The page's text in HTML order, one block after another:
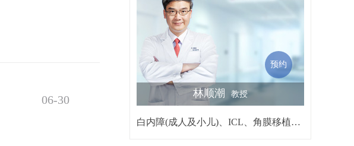
06-30 林顺潮 教授
预约
白内障(成人及小儿)、ICL、角膜移植、黄斑及视网膜手术、屈光矫视、青光眼